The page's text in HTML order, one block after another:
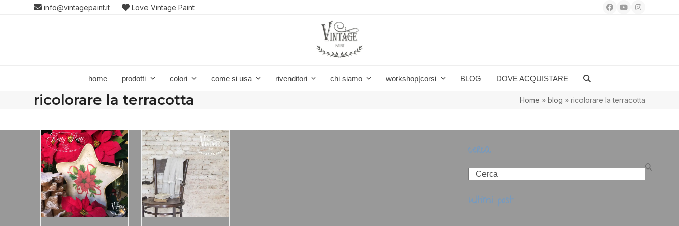
info@vintagepaint.it Love Vintage Paint Facebook
YouTubeInstagram
home prodotti colori come si usa rivenditori chi siamo workshop|corsi BLOG DOVE ACQUISTARE
ricolorare la terracotta Home » blog » ricolorare la terracotta
cerca
Search
ultimi post